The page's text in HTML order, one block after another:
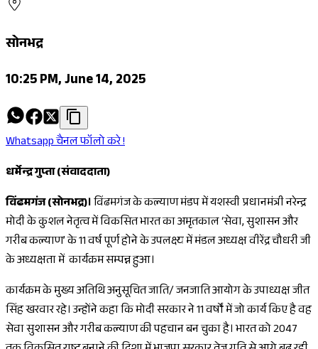
सोनभद्र
10:25 PM, June 14, 2025
Whatsapp चैनल फॉलो करे !
धर्मेन्द्र गुप्ता (संवाददाता)
विंढमगंज (सोनभद्र)।विंढमगंज के कल्याण मंडप में यशस्वी प्रधानमंत्री नरेन्द्र
मोदी के कुशल नेतृत्व में विकसित भारत का अमृतकाल ‘सेवा, सुशासन और
गरीब कल्याण’ के 11 वर्ष पूर्ण होने के उपलक्ष्य में मंडल अध्यक्ष वीरेंद्र चौधरी जी
के अध्यक्षता में कार्यक्रम सम्पन्न हुआ।
कार्यक्रम के मुख्य अतिथि अनुसूचित जाति/ जनजाति आयोग के उपाध्यक्ष जीत
सिंह खरवार रहे। उन्होंने कहा कि मोदी सरकार ने 11 वर्षों में जो कार्य किए है वह
सेवा सुशासन और गरीब कल्याण की पहचान बन चुका है। भारत को 2047